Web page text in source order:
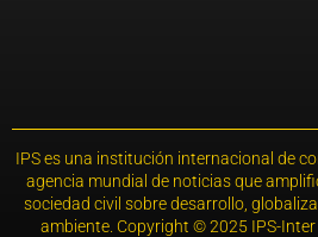
IPS es una institución internacional de
agencia mundial de noticias que
sociedad civil sobre desarrollo,
ambiente. Copyright © 2025 IPS-Inter